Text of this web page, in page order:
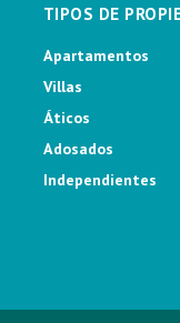
TIPOS DE
Apartamentos
Villas
Áticos
Adosados
Independientes